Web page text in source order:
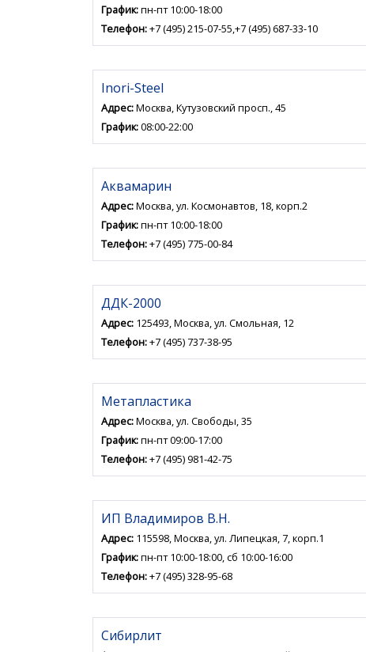
График:пн-пт 10:00-18:00
Телефон:+7 (495) 215-07-55,+7 (495) 687-33-10
Inori-Steel
Адрес:Москва, Кутузовский просп., 45
График:08:00-22:00
Аквамарин
Адрес:Москва, ул. Космонавтов, 18, корп.2
График:пн-пт 10:00-18:00
Телефон:+7 (495) 775-00-84
ДДК-2000
Адрес: 125493, Москва, ул. Смольная, 12
Телефон:+7 (495) 737-38-95
Метапластика
Адрес:Москва, ул. Свободы, 35
График:пн-пт 09:00-17:00
Телефон:+7 (495) 981-42-75
ИП Владимиров В.Н.
Адрес: 115598, Москва, ул. Липецкая, 7, корп.1
График:пн-пт 10:00-18:00, сб 10:00-16:00
Телефон:+7 (495) 328-95-68
Сибирлит